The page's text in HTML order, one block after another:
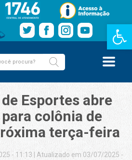
Barra de
Esportes abre
colônia de
terça-feira
- 11:13
Atualizado em 03/07/2025 -